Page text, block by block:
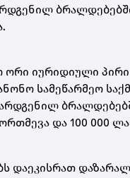
ორი იურიდიული
სამეწარმეო
და 100 000
დაეკისრათ